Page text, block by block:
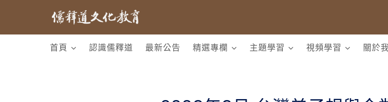
首頁 認識儒釋道 最新公告 精選專欄 主題學習 視頻學習 關於